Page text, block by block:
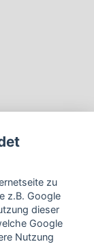
zu
z.B. Google
dieser
Google
Nutzung